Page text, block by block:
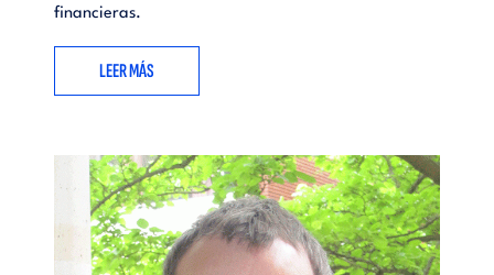
financieras.
LEER MÁS